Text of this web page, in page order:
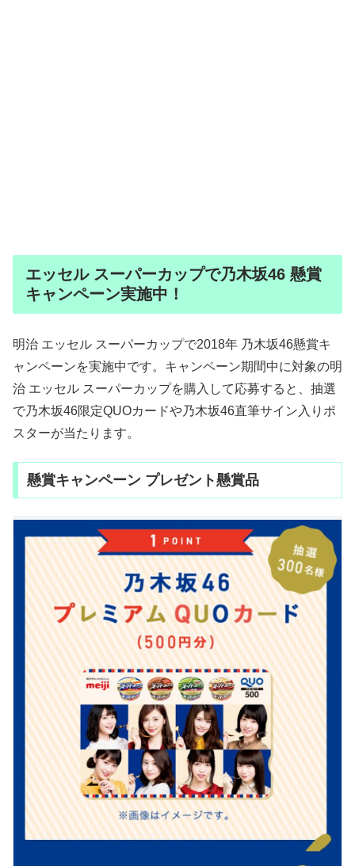
エッセル スーパーカップで乃木坂46 懸賞
キャンペーン実施中！
明治 エッセル スーパーカップで2018年 乃木坂46懸賞キ
ャンペーンを実施中です。キャンペーン期間中に対象の明
治 エッセル スーパーカップを購入して応募すると、抽選
で乃木坂46限定QUOカードや乃木坂46直筆サイン入りポ
スターが当たります。
懸賞キャンペーン プレゼント懸賞品